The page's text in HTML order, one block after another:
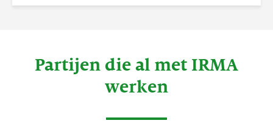
Partijen die al met IRMA
werken